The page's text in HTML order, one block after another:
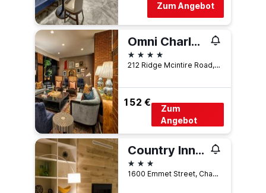
Zum Angebot
Omni Charlottesville Hotel
4 Sterne
212 Ridge Mcintire Road, Charlottesville, VA, USA
152 €
Zum
Angebot
Country Inn & Suites Charlottesville-Uva
3 Sterne
1600 Emmet Street, Charlottesville, VA, USA